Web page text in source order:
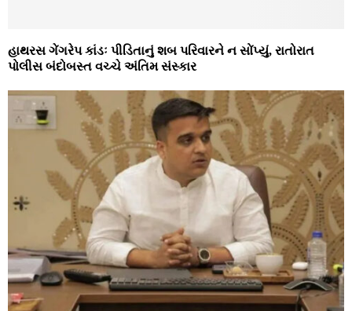
હાથરસ ગેંગરેપ કાંડઃ પીડિતાનું શબ પરિવારને ન સોંપ્યું, રાતોરાત
પોલીસ બંદોબસ્ત વચ્ચે અંતિમ સંસ્કાર